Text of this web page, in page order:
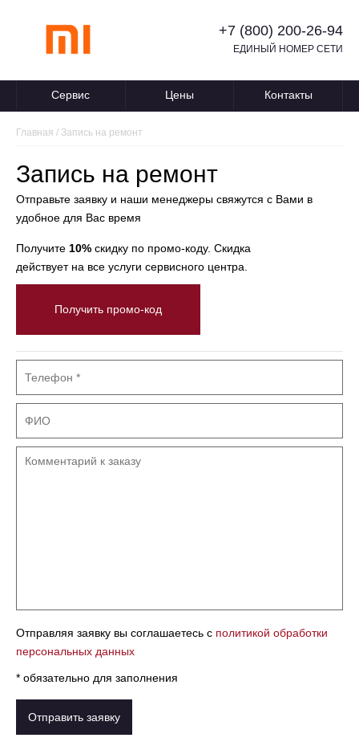
+7 (800) 200-26-94
ЕДИНЫЙ НОМЕР СЕТИ
Сервис Цены Контакты
Главная / Запись на ремонт
Запись на ремонт
Отправьте заявку и наши менеджеры свяжутся с Вами в
удобное для Вас время
Получите 10% скидку по промо-коду. Скидка
действует на все услуги сервисного центра.
Получить промо-код
Отправляя заявку вы соглашаетесь с политикой обработки
персональных данных
* обязательно для заполнения